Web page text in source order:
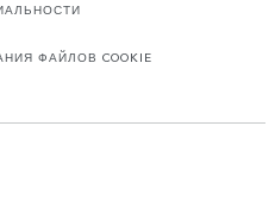
ФАЙЛОВ COOKIE